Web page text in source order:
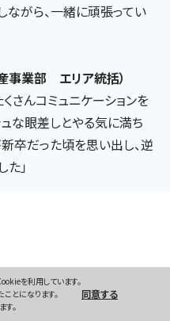
ながら、一緒に頑張ってい
業部 エリア統括）
さんコミュニケーションを
な眼差しとやる気に満ち
卒だった頃を思い出し、逆
」
を利用しています。
とになります。
。
同意する